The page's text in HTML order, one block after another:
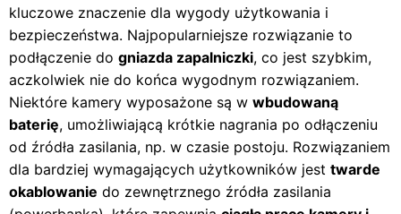
kluczowe znaczenie dla wygody użytkowania i
bezpieczeństwa. Najpopularniejsze rozwiązanie to
podłączenie do gniazda zapalniczki, co jest szybkim,
aczkolwiek nie do końca wygodnym rozwiązaniem.
Niektóre kamery wyposażone są w wbudowaną
baterię, umożliwiającą krótkie nagrania po odłączeniu
od źródła zasilania, np. w czasie postoju. Rozwiązaniem
dla bardziej wymagających użytkowników jest twarde
okablowanie do zewnętrznego źródła zasilania